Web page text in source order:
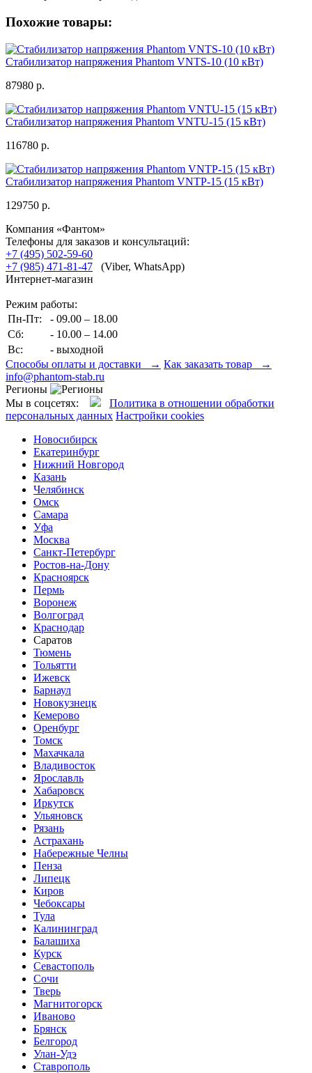
Похожие товары:
Стабилизатор напряжения Phantom VNTS-10 (10 кВт)
87980 р.
Стабилизатор напряжения Phantom VNTU-15 (15 кВт)
116780 р.
Стабилизатор напряжения Phantom VNTP-15 (15 кВт)
129750 р.
Компания «Фантом»
Телефоны для заказов и консультаций:
+7 (495) 502-59-60
+7 (985) 471-81-47 (Viber, WhatsApp)
Интернет-магазин
Режим работы:
Пн-Пт:
- 09.00 – 18.00
Сб:
- 10.00 – 14.00
Вс:
- выходной
Способы оплаты и доставки → Как заказать товар →
info@phantom-stab.ru
Регионы
Мы в соцсетях:
Политика в отношении обработки
персональных данных Настройки cookies
Новосибирск
Екатеринбург
Нижний Новгород
Казань
Челябинск
Омск
Самара
Уфа
Москва
Санкт-Петербург
Ростов-на-Дону
Красноярск
Пермь
Воронеж
Волгоград
Краснодар
Саратов
Тюмень
Тольятти
Ижевск
Барнаул
Новокузнецк
Кемерово
Оренбург
Томск
Махачкала
Владивосток
Ярославль
Хабаровск
Иркутск
Ульяновск
Рязань
Астрахань
Набережные Челны
Пенза
Липецк
Киров
Чебоксары
Тула
Калининград
Балашиха
Курск
Севастополь
Сочи
Тверь
Магнитогорск
Иваново
Брянск
Белгород
Улан-Удэ
Ставрополь